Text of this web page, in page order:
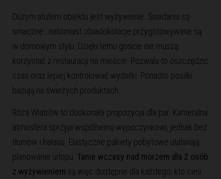
Dużym atutem obiektu jest wyżywienie. Śniadania są
smaczne , natomiast obiadokolacje przygotowywane są
w domowym stylu. Dzięki temu goście nie muszą
korzystać z restauracji na mieście. Pozwala to oszczędzić
czas oraz lepiej kontrolować wydatki. Ponadto posiłki
bazują na świeżych produktach.
Róża Wiatrów to doskonała propozycja dla par. Kameralna
atmosfera sprzyja wspólnemu wypoczynkowi, jednak bez
tłumów i hałasu. Elastyczne pakiety pobytowe ułatwiają
planowanie urlopu. Tanie wczasy nad morzem dla 2 osób
z wyżywieniem są więc dostępne dla każdego, kto ceni